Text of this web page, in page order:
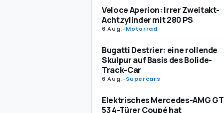
Veloce Aperion: Irrer Zweitakt-
Achtzylinder mit 280 PS
6 Aug.-Motorrad
Bugatti Destrier: eine rollende
Skulpur auf Basis des Bolide-
Track-Car
6 Aug.-Supercars
Elektrisches Mercedes-AMG GT
53 4-Türer Coupé hat